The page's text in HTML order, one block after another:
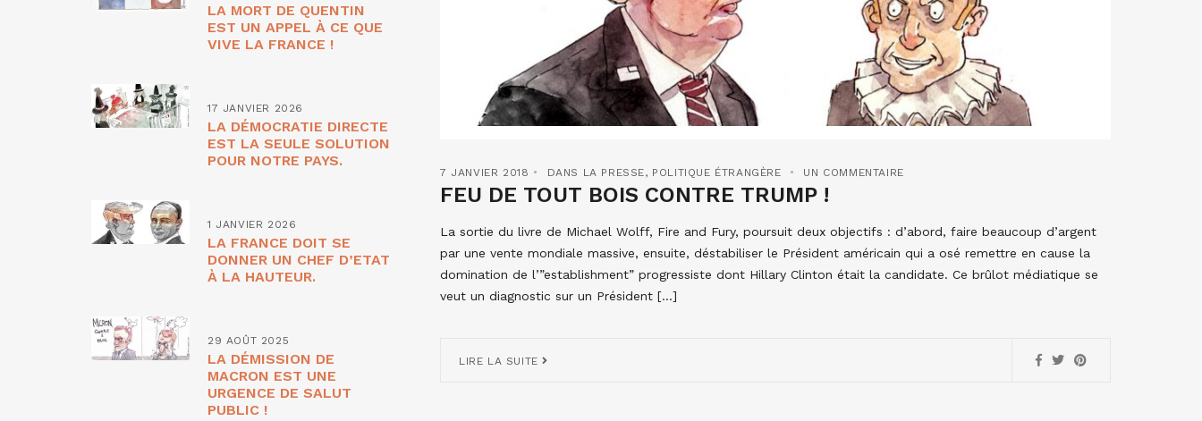
7 JANVIER 2018 DANS LA PRESSE, POLITIQUE ÉTRANGÈRE UN COMMENTAIRE
FEU DE TOUT BOIS CONTRE TRUMP !
La sortie du livre de Michael Wolff, Fire and Fury, poursuit deux objectifs : d’abord, faire beaucoup d’argent
par une vente mondiale massive, ensuite, déstabiliser le Président américain qui a osé remettre en cause la
domination de l’”establishment” progressiste dont Hillary Clinton était la candidate. Ce brûlot médiatique se
veut un diagnostic sur un Président […]
LIRE LA SUITE
LA MORT DE QUENTIN
EST UN APPEL À CE QUE
VIVE LA FRANCE !
17 JANVIER 2026
LA DÉMOCRATIE DIRECTE
EST LA SEULE SOLUTION
POUR NOTRE PAYS.
1 JANVIER 2026
LA FRANCE DOIT SE
DONNER UN CHEF D’ETAT
À LA HAUTEUR.
29 AOÛT 2025
LA DÉMISSION DE
MACRON EST UNE
URGENCE DE SALUT
PUBLIC !